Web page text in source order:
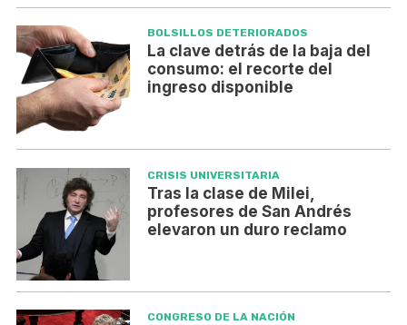
BOLSILLOS DETERIORADOS
La clave detrás de la baja del
consumo: el recorte del
ingreso disponible
CRISIS UNIVERSITARIA
Tras la clase de Milei,
profesores de San Andrés
elevaron un duro reclamo
CONGRESO DE LA NACIÓN